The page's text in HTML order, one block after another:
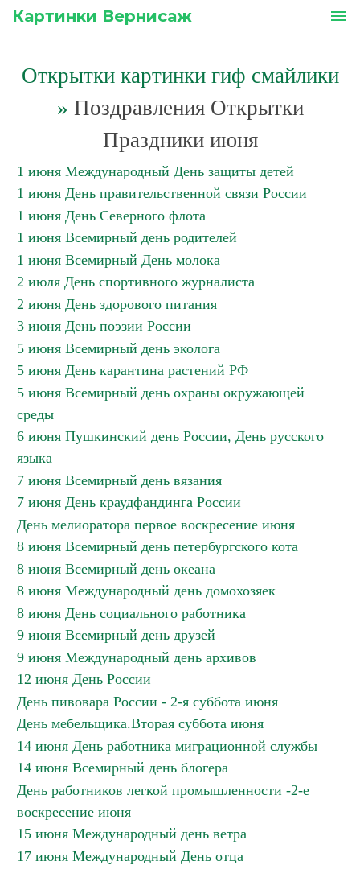
Картинки Вернисаж menu
Открытки картинки гиф смайлики
» Поздравления Открытки
Праздники июня
1 июня Международный День защиты детей
1 июня День правительственной связи России
1 июня День Северного флота
1 июня Всемирный день родителей
1 июня Всемирный День молока
2 июля День спортивного журналиста
2 июня День здорового питания
3 июня День поэзии России
5 июня Всемирный день эколога
5 июня День карантина растений РФ
5 июня Всемирный день охраны окружающей
среды
6 июня Пушкинский день России, День русского
языка
7 июня Всемирный день вязания
7 июня День краудфандинга России
День мелиоратора первое воскресение июня
8 июня Всемирный день петербургского кота
8 июня Всемирный день океана
8 июня Международный день домохозяек
8 июня День социального работника
9 июня Всемирный день друзей
9 июня Международный день архивов
12 июня День России
День пивовара России - 2-я суббота июня
День мебельщика.Вторая суббота июня
14 июня День работника миграционной службы
14 июня Всемирный день блогера
День работников легкой промышленности -2-е
воскресение июня
15 июня Международный день ветра
17 июня Международный День отца